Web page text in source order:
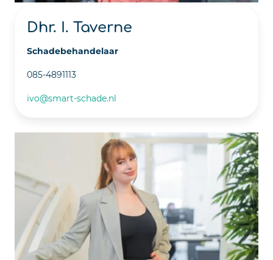
Dhr. I. Taverne
Schadebehandelaar
085-4891113
ivo@smart-schade.nl